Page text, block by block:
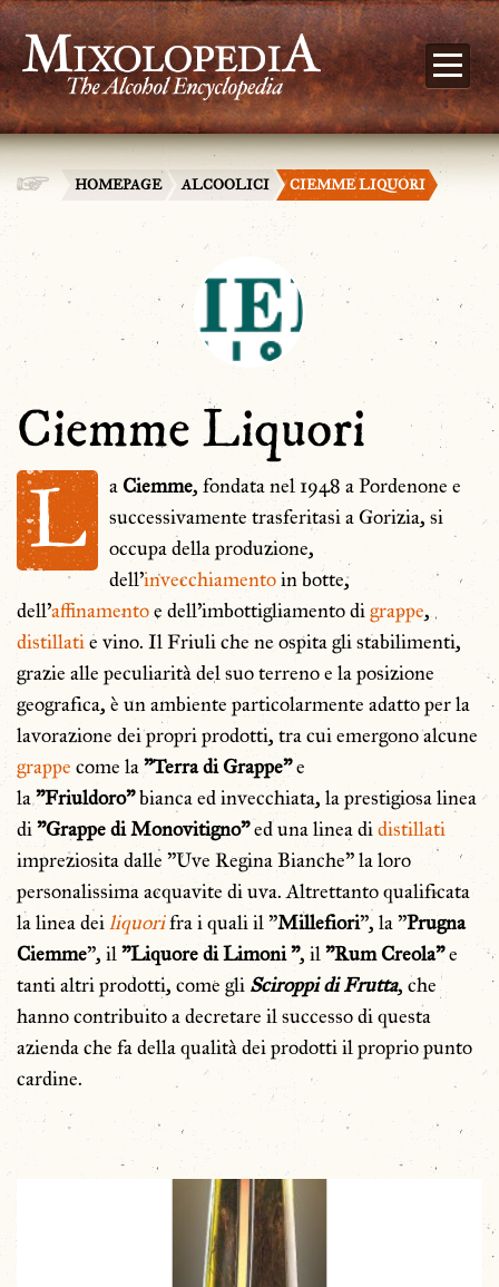
HOMEPAGE ALCOOLICI CIEMME LIQUORI
Ciemme Liquori
L aCiemme, fondata nel 1948 a Pordenone e
successivamente trasferitasi a Gorizia, si
occupa della produzione,
dell'invecchiamentoin botte,
dell'affinamentoe dell'imbottigliamento digrappe,
distillatie vino. Il Friuli che ne ospita gli stabilimenti,
grazie alle peculiarità del suo terreno e la posizione
geografica, è un ambiente particolarmente adatto per la
lavorazione dei propri prodotti, tra cui emergono alcune
grappe come la"Terra di Grappe"e
la"Friuldoro"bianca ed invecchiata, la prestigiosa linea
di"Grappe di Monovitigno"ed una linea didistillati
impreziosita dalle "Uve Regina Bianche" la loro
personalissima acquavite di uva. Altrettanto qualificata
la linea deiliquorifra i quali il "Millefiori", la "Prugna
Ciemme", il"Liquore di Limoni ", il"Rum Creola"e
tanti altri prodotti, come gli Sciroppi di Frutta, che
hanno contribuito a decretare il successo di questa
azienda che fa della qualità dei prodotti il proprio punto
cardine.